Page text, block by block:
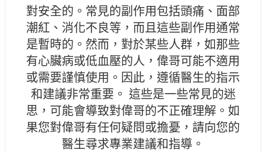
對安全的。常見的副作用包括頭痛、面部
潮紅、消化不良等，而且這些副作用通常
是暫時的。然而，對於某些人群，如那些
有心臟病或低血壓的人，偉哥可能不適用
或需要謹慎使用。因此，遵循醫生的指示
和建議非常重要。 這些是一些常見的迷
思，可能會導致對偉哥的不正確理解。如
果您對偉哥有任何疑問或擔憂，請向您的
醫生尋求專業建議和指導。